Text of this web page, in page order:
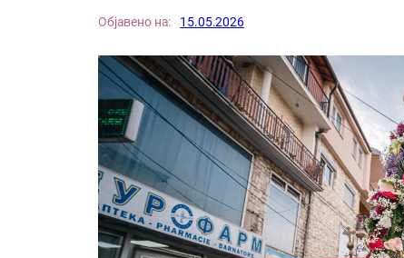
Објавено на: 15.05.2026